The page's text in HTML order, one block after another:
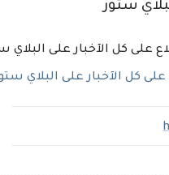
ستور
كل الآخبار على البلاي